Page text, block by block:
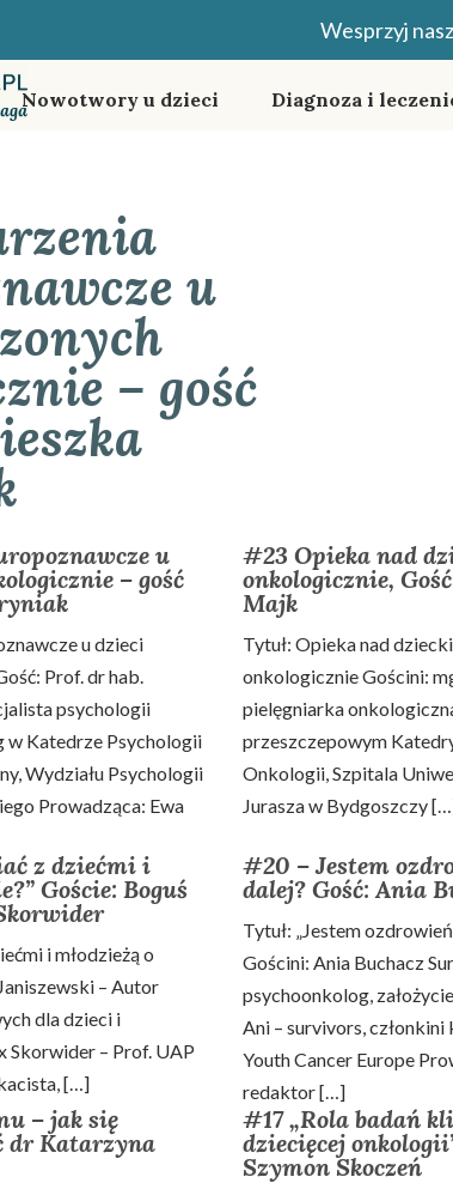
Wesprzyj
Nowotwory u dzieci Diagnoza i
u
– gość
u
– gość
u dzieci
Prof. dr hab.
psychologii
w Katedrze Psychologii
Wydziału Psychologii
Prowadząca: Ewa
#23 Opieka nad
onkologicznie,
Majk
Tytuł: Opieka nad
onkologicznie Gościni:
pielęgniarka
przeszczepowym
Onkologii, Szpitala
Jurasza w Bydgoszczy
z dziećmi i
Goście: Boguś
i młodzieżą o
– Autor
dla dzieci i
Skorwider – Prof. UAP
[…]
#20 – Jestem
dalej? Gość: Ania
Tytuł: „Jestem
Gościni: Ania Buchacz
psychoonkolog,
Ani – survivors,
Youth Cancer Europe
redaktor […]
– jak się
dr Katarzyna
#17 „Rola badań
dziecięcej
Szymon Skoczeń